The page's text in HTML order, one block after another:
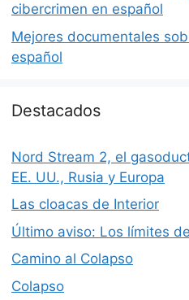
cibercrimen en español
Mejores documentales
español
Destacados
Nord Stream 2, el
EE. UU., Rusia y Europa
Las cloacas de Interior
Último aviso: Los límites
Camino al Colapso
Colapso